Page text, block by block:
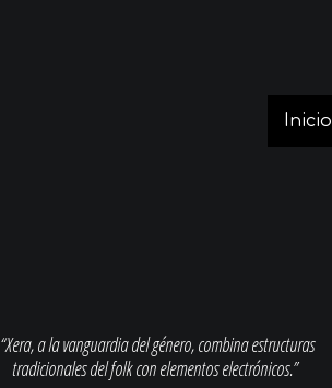
Inicio
“Xera, a la vanguardia del género, combina estructuras
tradicionales del folk con elementos electrónicos.”